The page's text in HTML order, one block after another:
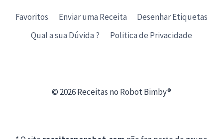
Favoritos Enviar uma Receita
Desenhar Etiquetas
Qual a sua Dúvida ?
Politica de Privacidade
© 2026 Receitas no Robot Bimby®